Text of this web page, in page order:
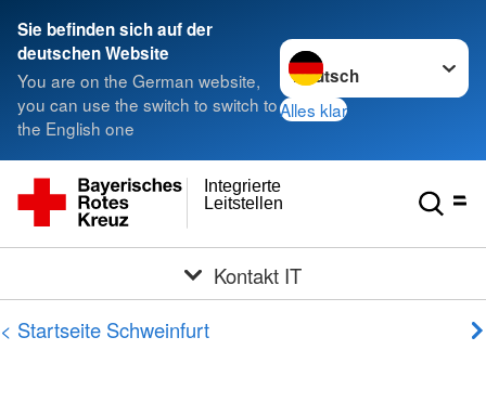
Sie befinden sich auf der
deutschen Website
You are on the German website,
you can use the switch to switch to
the English one
Sprache wechseln zu
Alles klar
Leitstellen
Integrierte
Kontakt IT
< Startseite Schweinfurt